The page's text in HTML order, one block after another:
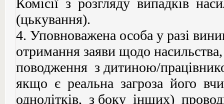
Комісії з розгляду випадків
(цькування).
4. Уповноважена особа у разі
отримання заяви щодо
поводження з дитиною/
якщо є реальна загроза його
однолітків, з боку інших)